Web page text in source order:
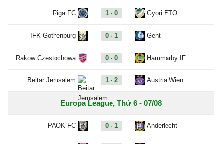
Riga FC 1 - 0 Gyori ETO
IFK Gothenburg 0 - 1 Gent
Rakow Czestochowa 0 - 0 Hammarby IF
Beitar Jerusalem 1 - 2 Austria Wien
Europa League, Thứ 6 - 07/08
PAOK FC 0 - 1 Anderlecht